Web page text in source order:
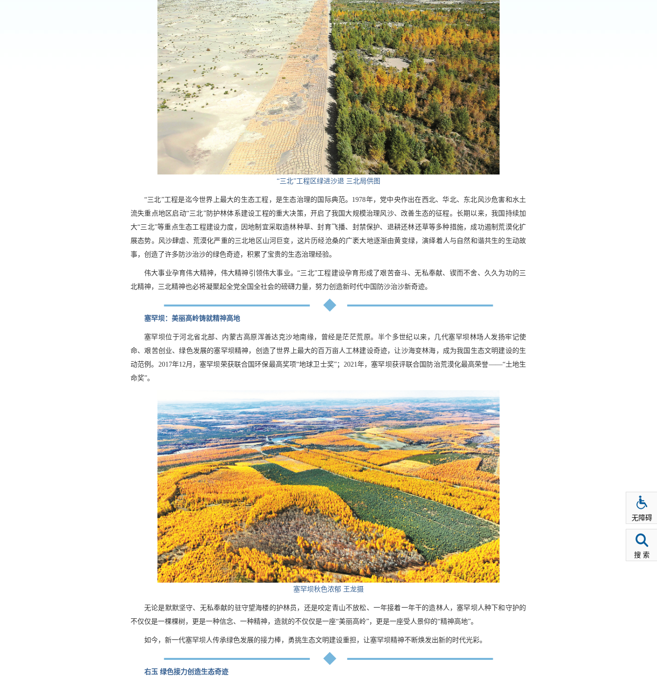
“三北”工程区绿进沙退 三北局供图
“三北”工程是迄今世界上最大的生态工程，是生态治理的国际典范。1978年，党中央作出在西北、华北、东北风沙危害和水土
流失重点地区启动“三北”防护林体系建设工程的重大决策，开启了我国大规模治理风沙、改善生态的征程。长期以来，我国持续加
大“三北”等重点生态工程建设力度，因地制宜采取造林种草、封育飞播、封禁保护、退耕还林还草等多种措施，成功遏制荒漠化扩
展态势。风沙肆虐、荒漠化严重的三北地区山河巨变，这片历经沧桑的广袤大地逐渐由黄变绿，演绎着人与自然和谐共生的生动故
事，创造了许多防沙治沙的绿色奇迹，积累了宝贵的生态治理经验。
伟大事业孕育伟大精神，伟大精神引领伟大事业。“三北”工程建设孕育形成了艰苦奋斗、无私奉献、锲而不舍、久久为功的三
北精神，三北精神也必将凝聚起全党全国全社会的磅礴力量，努力创造新时代中国防沙治沙新奇迹。
塞罕坝：美丽高岭铸就精神高地
塞罕坝位于河北省北部、内蒙古高原浑善达克沙地南缘，曾经是茫茫荒原。半个多世纪以来，几代塞罕坝林场人发扬牢记使
命、艰苦创业、绿色发展的塞罕坝精神，创造了世界上最大的百万亩人工林建设奇迹，让沙海变林海，成为我国生态文明建设的生
动范例。2017年12月，塞罕坝荣获联合国环保最高奖项“地球卫士奖”；2021年，塞罕坝获评联合国防治荒漠化最高荣誉——“土地生
命奖”。
塞罕坝秋色浓郁 王龙摄
无论是默默坚守、无私奉献的驻守望海楼的护林员，还是咬定青山不放松、一年接着一年干的造林人，塞罕坝人种下和守护的
不仅仅是一棵棵树，更是一种信念、一种精神，造就的不仅仅是一座“美丽高岭”，更是一座受人景仰的“精神高地”。
如今，新一代塞罕坝人传承绿色发展的接力棒，勇挑生态文明建设重担，让塞罕坝精神不断焕发出新的时代光彩。
右玉 绿色接力创造生态奇迹
无障碍
搜 索